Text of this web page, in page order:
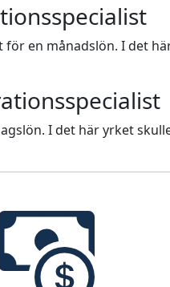
en månadslön. I det
I det här yrket